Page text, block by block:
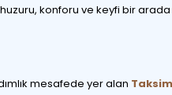
konforu ve keyfi bir
mesafede yer alan